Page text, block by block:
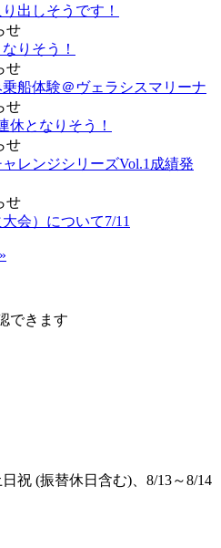
出しそうです！
せ
りそう！
せ
乗船体験＠ヴェラシスマリーナ
せ
休となりそう！
せ
レンジシリーズVol.1成績発
せ
会）について7/11
できます
祝 (振替休日含む)、8/13～8/14